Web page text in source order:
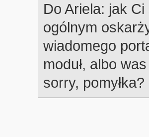
Do Ariela: jak
ogólnym
wiadomego
moduł, albo
sorry, pomyłka?